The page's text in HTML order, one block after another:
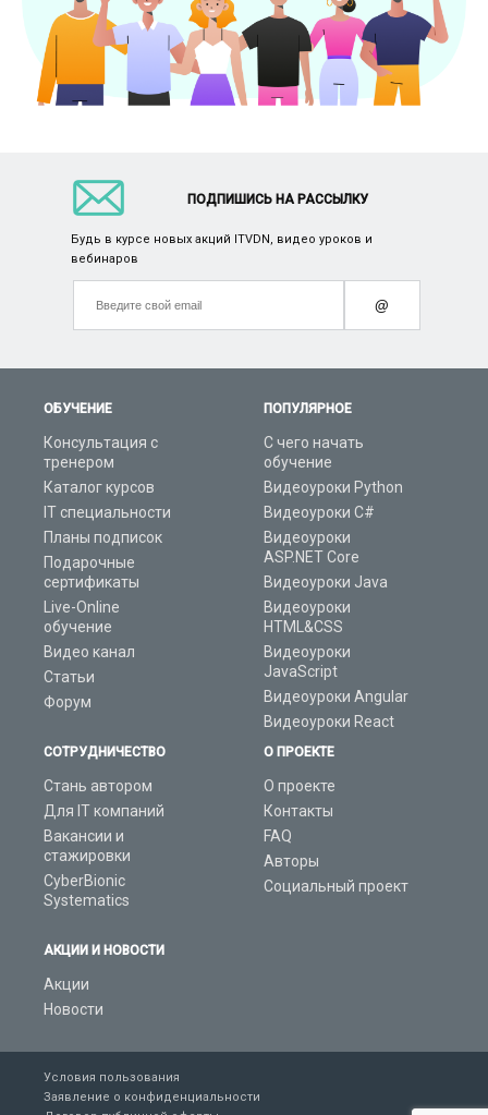
ОБУЧЕНИЕ
Консультация с
тренером
Каталог курсов
IT специальности
Планы подписок
Подарочные
сертификаты
Live-Online
обучение
Видео канал
Статьи
Форум
ПОПУЛЯРНОЕ
С чего начать
обучение
Видеоуроки Python
Видеоуроки C#
Видеоуроки
ASP.NET Core
Видеоуроки Java
Видеоуроки
HTML&CSS
Видеоуроки
JavaScript
Видеоуроки Angular
Видеоуроки React
СОТРУДНИЧЕСТВО
Стань автором
Для IT компаний
Вакансии и
стажировки
CyberBionic
Systematics
АКЦИИ И НОВОСТИ
Акции
Новости
О ПРОЕКТЕ
О проекте
Контакты
FAQ
Авторы
Социальный проект
ПОДПИШИСЬ НА РАССЫЛКУ
Будь в курсе новых акций ITVDN, видео уроков и
вебинаров
@
Условия пользования
Заявление о конфиденциальности